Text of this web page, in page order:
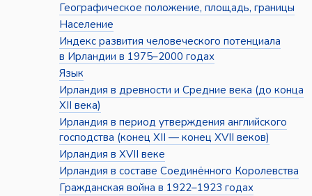
Географическое положение, площадь, границы
Население
Индекс развития человеческого потенциала
в Ирландии в 1975–2000 годах
Язык
Ирландия в древности и Средние века (до конца
XII века)
Ирландия в период утверждения английского
господства (конец XII — конец XVII веков)
Ирландия в XVII веке
Ирландия в составе Соединённого Королевства
Гражданская война в 1922–1923 годах